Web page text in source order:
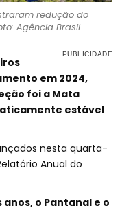
redução do
Agência Brasil
em 2024,
foi a Mata
estável
nesta quarta-
Anual do
o Pantanal e o